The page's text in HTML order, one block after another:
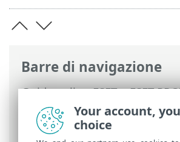
Barre di navigazione
Guida online ESET>ESET
Prem> Utilizzo di ESET
ESET PROTECT VA
Abilita/disabilita accesso
Your account,
choice